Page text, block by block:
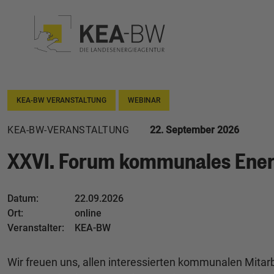
KEA-BW VERANSTALTUNG WEBINAR
KEA-BW-VERANSTALTUNG 22. September 2026
XXVI. Forum kommunales
Datum:
22.09.2026
Ort:
online
Veranstalter:
KEA-BW
Wir freuen uns, allen interessierten kommunalen